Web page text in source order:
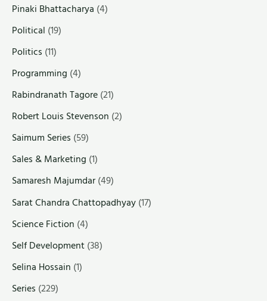
Pinaki Bhattacharya (4)
Political (19)
Politics (11)
Programming (4)
Rabindranath Tagore(21)
Robert Louis Stevenson (2)
Saimum Series (59)
Sales & Marketing (1)
Samaresh Majumdar(49)
Sarat Chandra Chattopadhyay(17)
Science Fiction (4)
Self Development(38)
Selina Hossain (1)
Series (229)